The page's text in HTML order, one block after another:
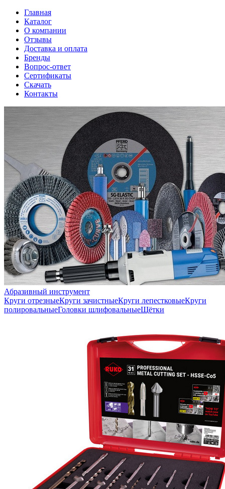
Главная
Каталог
О компании
Отзывы
Доставка и оплата
Бренды
Вопрос-ответ
Сертификаты
Скачать
Контакты
Абразивный инструмент
Круги отрезныеКруги зачистныеКруги лепестковыеКруги
полировальныеГоловки шлифовальныеЩётки